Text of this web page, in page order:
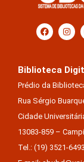
Biblioteca
Prédio da
Rua Sérgio
Cidade
13083-859 –
Tel.: (19) 3521-6493